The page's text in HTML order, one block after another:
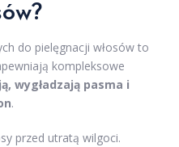
do pielęgnacji włosów to
kompleksowe
wygładzają pasma i
.
przed utratą wilgoci.